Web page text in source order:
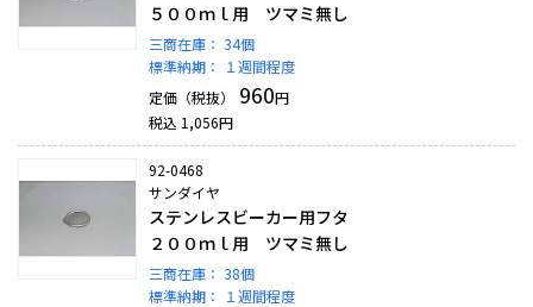
５００ｍｌ用 ツマミ無し
三商在庫： 34個
標準納期：
１週間程度
定価（税抜）
960円
税込 1,056円
92-0468
サンダイヤ
ステンレスビーカー用フタ
２００ｍｌ用 ツマミ無し
三商在庫： 38個
標準納期：
１週間程度